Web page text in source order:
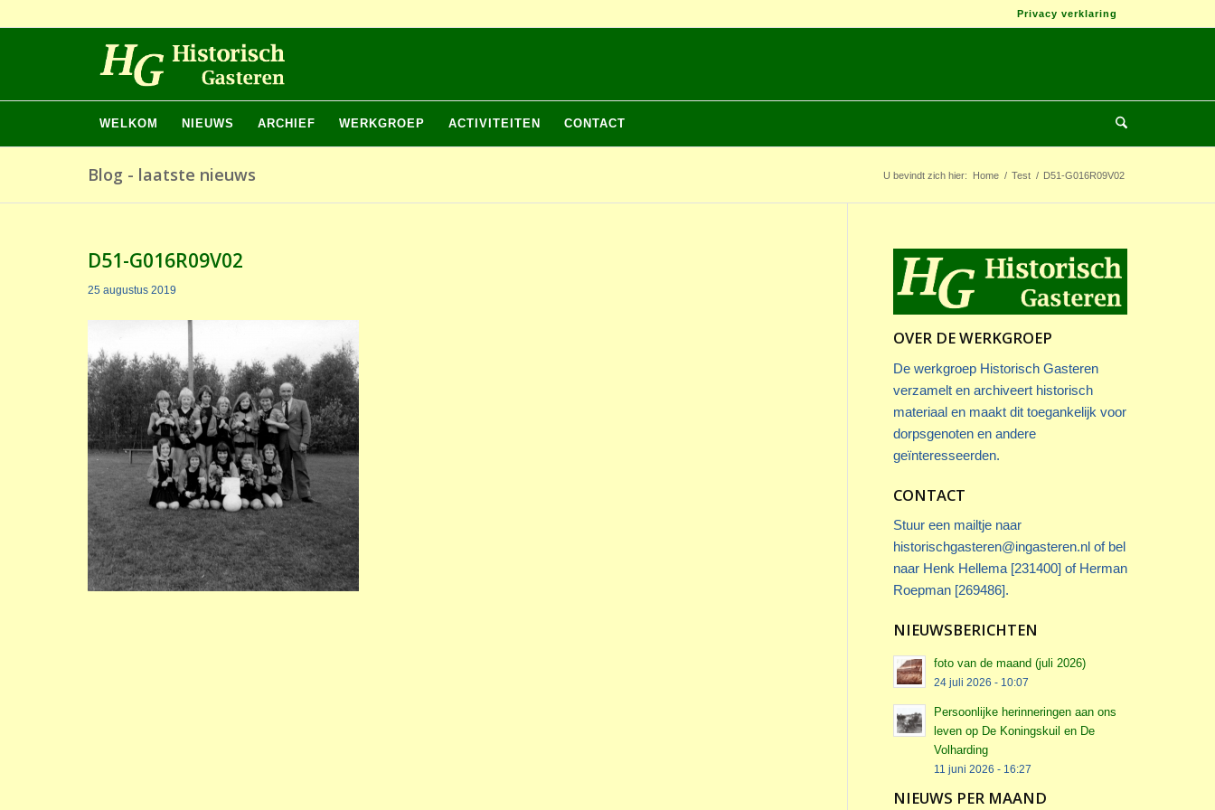
Privacy verklaring
WELKOM NIEUWS ARCHIEF WERKGROEP ACTIVITEITEN CONTACT
Blog - laatste nieuws U bevindt zich hier: Home / Test / D51-G016R09V02
D51-G016R09V02
25 augustus 2019
OVER DE WERKGROEP
De werkgroep Historisch Gasteren
verzamelt en archiveert historisch
materiaal en maakt dit toegankelijk voor
dorpsgenoten en andere
geïnteresseerden.
CONTACT
Stuur een mailtje naar
historischgasteren@ingasteren.nlof bel
naar Henk Hellema [231400] of Herman
Roepman [269486].
NIEUWSBERICHTEN
foto van de maand (juli 2026)
24 juli 2026 - 10:07
Persoonlijke herinneringen aan ons
leven op De Koningskuil en De
Volharding
11 juni 2026 - 16:27
NIEUWS PER MAAND